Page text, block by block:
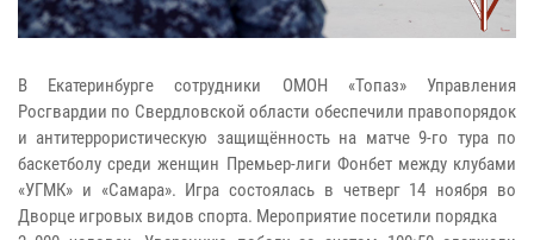
В Екатеринбурге сотрудники ОМОН «Топаз» Управления
Росгвардии по Свердловской области обеспечили правопорядок
и антитеррористическую защищённость на матче 9-го тура по
баскетболу среди женщин Премьер-лиги Фонбет между клубами
«УГМК» и «Самара». Игра состоялась в четверг 14 ноября во
Дворце игровых видов спорта. Мероприятие посетили порядка